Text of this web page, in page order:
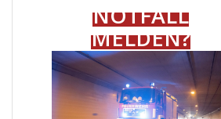
NOTFALL
MELDEN?